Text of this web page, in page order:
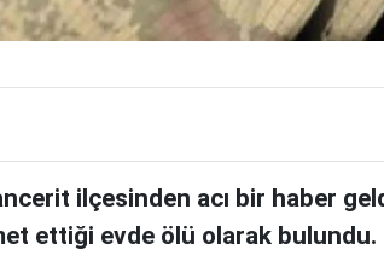
ilçesinden acı bir haber
ettiği evde ölü olarak bulundu.